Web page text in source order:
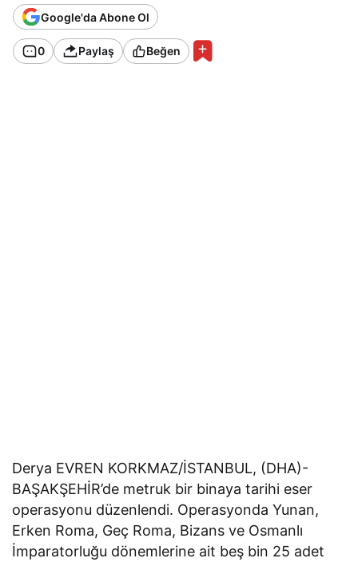
Google'da Abone Ol
0 Paylaş Beğen
Derya EVREN KORKMAZ/İSTANBUL, (DHA)-
BAŞAKŞEHİR’de metruk bir binaya tarihi eser
operasyonu düzenlendi. Operasyonda Yunan,
Erken Roma, Geç Roma, Bizans ve Osmanlı
İmparatorluğu dönemlerine ait beş bin 25 adet